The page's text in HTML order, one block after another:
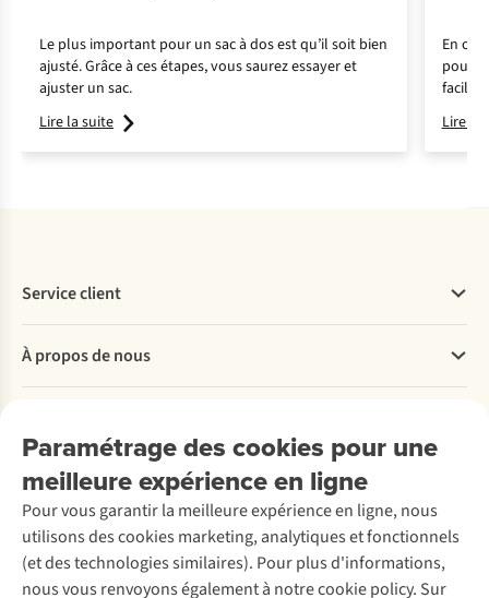
Le plus important pour un sac à dos est qu’il soit bien
ajusté. Grâce à ces étapes, vous saurez essayer et
ajuster un sac.
Lire la suite
En
l’art
Lire la
Paramétrage des cookies pour une
meilleure expérience en ligne
Pour vous garantir la meilleure expérience en ligne, nous
utilisons des cookies marketing, analytiques et fonctionnels
(et des technologies similaires). Pour plus d'informations,
nous vous renvoyons également à notre cookie policy. Sur
Service client
Commander
Payer
Retourner
Rétractation d'une commande
Entretien & réparations
Garantie
Contactez-nous
À propos de nous
Entreprise responsable
À propos d’Ayacucho
Nos magasins
À propos d’A.S.Adventure
Déclaration d'accessibilité
Location / Location sports d’hiver
Seconde-main
Entretien de ski
Service de lavage
Entretien de chaussures
Découvrez
A.S.Magazine
Explore Camp